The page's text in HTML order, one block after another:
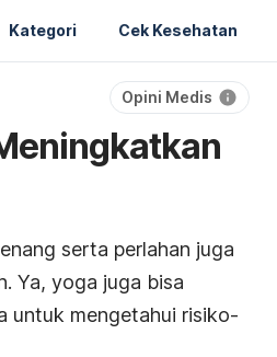
Kategori Cek Kesehatan
Opini Medis
serta perlahan juga
Ya, yoga juga bisa
untuk mengetahui risiko-